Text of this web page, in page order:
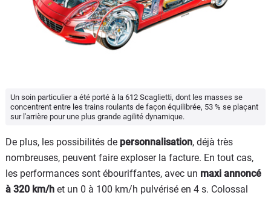
Un soin particulier a été porté à la 612 Scaglietti, dont les masses se
concentrent entre les trains roulants de façon équilibrée, 53 % se plaçant
sur l'arrière pour une plus grande agilité dynamique.
De plus, les possibilités de personnalisation, déjà très
nombreuses, peuvent faire exploser la facture. En tout cas,
les performances sont ébouriffantes, avec un maxi annoncé
à 320 km/h et un 0 à 100 km/h pulvérisé en 4 s. Colossal